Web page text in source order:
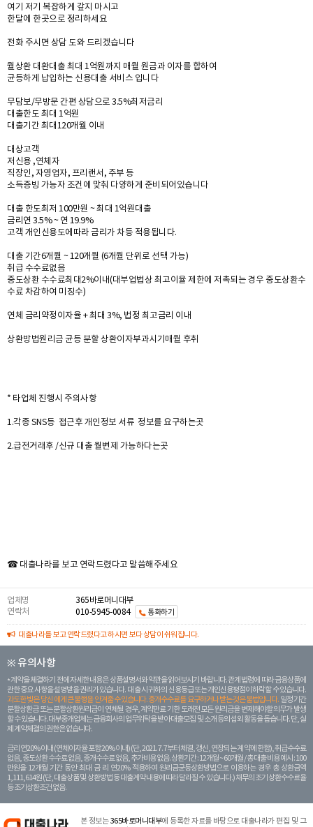
여기 저기 복잡하게 갚지 마시고
한달에 한곳으로 정리하세요
전화 주시면 상담 도와 드리겠습니다
월상환 대환대출 최대 1억원까지 매월 원금과 이자를 합하여
균등하게 납입하는 신용대출 서비스 입니다
무담보/무방문 간편 상담으로 3.5%최저금리
대출한도 최대 1억원
대출기간 최대120개월 이내
대상고객
저신용 ,연체자
직장인, 자영업자, 프리랜서, 주부 등
소득증빙 가능자 조건에 맞춰 다양하게 준비되어있습니다
대출 한도최저 100만원 ~ 최대 1억원대출
금리연 3.5% ~ 연 19.9%
고객 개인신용도에따라 금리가 차등 적용됩니다.
대출 기간6개월 ~ 120개월 (6개월 단위로 선택 가능)
취급 수수료없음
중도상환 수수료최대2%이내(대부업법상 최고이율 제한에 저촉되는 경우 중도상환수
수료 차감하여 미징수)
연체 금리약정이자율 + 최대 3%, 법정 최고금리 이내
상환방법원리금 균등 분할 상환이자부과시기매월 후취
* 타업체 진행시 주의사항
1.각종 SNS등 접근후 개인정보 서류 정보를 요구하는곳
2.급전거래후 /신규 대출 월변제 가능하다는곳
☎ 대출나라를 보고 연락드렸다고 말씀해주세요
업체명
365바로머니대부
연락처
010-5945-0084 통화하기
대출나라를 보고 연락드렸다고 하시면 보다 상담이 쉬워집니다.
※ 유의사항
계약을 체결하기 전에 자세한 내용은 상품설명서와 약관을 읽어보시기 바랍니다. 관계 법령에 따라 금융상품에
관한 중요 사항을 설명받을 권리가 있습니다. 대 출 시 귀하의 신용등급 또는 개인신용평점이 하락할 수 있습니다.
과도한 빚은 당신 에게 큰 불행을 안겨줄 수 있습니다. 중개수수료를 요구하거나 받는 것은 불법입니다. 일정 기간
분할상환금 또는 분할상환원리금이 연체될 경우, 계약만료 기한 도래전 모든 원리금을 변제해야할 의무가 발생
할 수 있습니다. 대부중개업체는 금융회사의 업무위탁을 받아 대출모집 및 소개 등의 섭외 활동을 돕습니다. 단, 실
제 계약체결의 권한은 없습니다.
금리 연20% 이내 (연체이자율 포함 20% 이내) (단, 2021. 7. 7부터 체결, 갱신, 연장되는 계 약에 한함), 취급수수료
없음, 중도상환 수수료 없음, 중개수수료 없음, 추가비용 없음. 상환기간 : 12개월 ~ 60개월 / 총 대출 비용 예시 : 100
만원을 12개월 기간 동안 최대 금 리 연20% 적용하여 원리금균등상환방법으로 이용하는 경우 총 상환금액
1,111,614원 (단, 대출상품 및 상환방법 등 대출계약 내용에 따라 달라질 수 있습니다.) 채무의 조기 상환수수료율
등 조기상환조건 없음.
본 정보는365바로머니대부에 등록한 자료를 바탕으로 대출나라가 편집 및 그